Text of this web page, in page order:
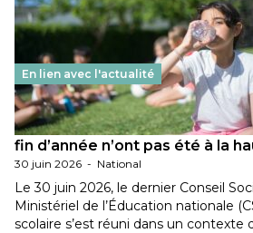
En lien avec l'actualité
Les décisions ministérielles
fin d’année n’ont pas été à la
30 juin 2026 - National
Le 30 juin 2026, le dernier Conseil
Ministériel de l’Éducation nationale
scolaire s’est réuni dans un contexte